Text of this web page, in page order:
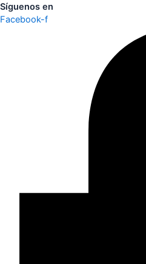
Síguenos en
Facebook-f